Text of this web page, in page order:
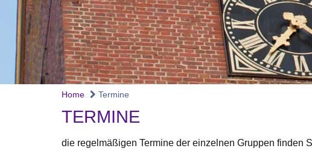
Home Termine
TERMINE
die regelmäßigen Termine der einzelnen Gruppen finden